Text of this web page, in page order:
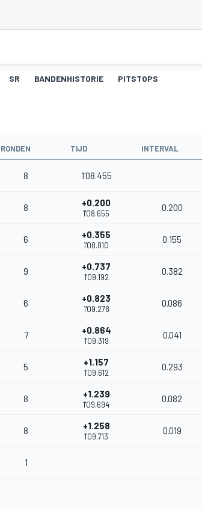
SR BANDENHISTORIE PITSTOPS
RONDEN TIJD INTERVAL
8 1'08.455
8 +0.200
1'08.655
0.200
6 +0.355
1'08.810
0.155
9 +0.737
1'09.192
0.382
6 +0.823
1'09.278
0.086
7 +0.864
1'09.319
0.041
5 +1.157
1'09.612
0.293
8 +1.239
1'09.694
0.082
8 +1.258
1'09.713
0.019
1